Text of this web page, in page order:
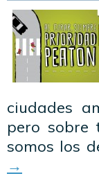
ciudades
pero sobre
somos los
→